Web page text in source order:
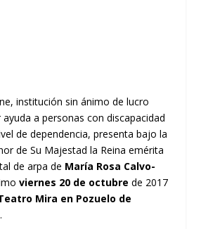
, institución sin ánimo de lucro
a personas con discapacidad
de dependencia, presenta bajo la
de Su Majestad la Reina emérita
de arpa de Marí­a Rosa Calvo-
viernes 20 de octubre de 2017
Mira en Pozuelo de
.